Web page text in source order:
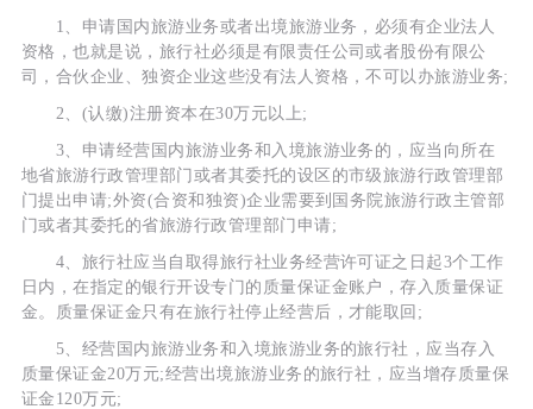
1、申请国内旅游业务或者出境旅游业务，必须有企业法人
资格，也就是说，旅行社必须是有限责任公司或者股份有限公
司，合伙企业、独资企业这些没有法人资格，不可以办旅游业务;
2、(认缴)注册资本在30万元以上;
3、申请经营国内旅游业务和入境旅游业务的，应当向所在
地省旅游行政管理部门或者其委托的设区的市级旅游行政管理部
门提出申请;外资(合资和独资)企业需要到国务院旅游行政主管部
门或者其委托的省旅游行政管理部门申请;
4、旅行社应当自取得旅行社业务经营许可证之日起3个工作
日内，在指定的银行开设专门的质量保证金账户，存入质量保证
金。质量保证金只有在旅行社停止经营后，才能取回;
5、经营国内旅游业务和入境旅游业务的旅行社，应当存入
质量保证金20万元;经营出境旅游业务的旅行社，应当增存质量保
证金120万元;